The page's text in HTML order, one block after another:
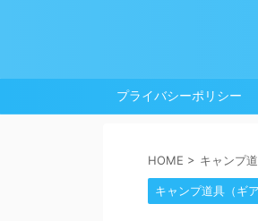
プライバシーポリシー
HOME > キャンプ
キャンプ道具（ギア